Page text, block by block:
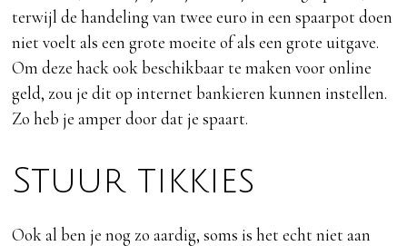
terwijl de handeling van twee euro in een spaarpot doen
niet voelt als een grote moeite of als een grote uitgave.
Om deze hack ook beschikbaar te maken voor online
geld, zou je dit op internet bankieren kunnen instellen.
Zo heb je amper door dat je spaart.
Stuur tikkies
Ook al ben je nog zo aardig, soms is het echt niet aan